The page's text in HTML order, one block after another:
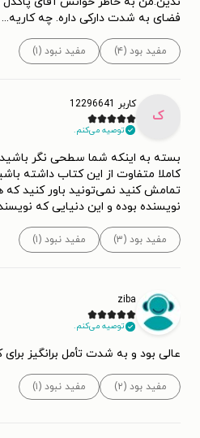
فضای به شدت دارکی داره. چه کاریه...
مفید بود (۴) مفید نبود (۱)
ک
کاربر 12296641
توصیه می‌کنم.
بسته به اینکه شما سطحی نگر
کاملا متفاوت از این کتاب داشته
تمامش کنید نمی‌تونید باور کنید
نویسنده بوده و این دنیایی که
مفید بود (۳) مفید نبود (۱)
ziba
توصیه می‌کنم.
عالی بود و به شدت تأمل برانگیز
مفید بود (۲) مفید نبود (۱)